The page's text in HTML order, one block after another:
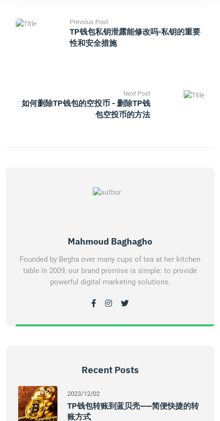
Previous Post
TP钱包私钥泄露能修改吗-私钥的重要
性和安全措施
Next Post
如何删除TP钱包的空投币 - 删除TP钱
包空投币的方法
Mahmoud Baghagho
Founded by Begha over many cups of tea at her kitchen
table in 2009, our brand promise is simple: to provide
powerful digital marketing solutions.
Recent Posts
2023/12/02
TP钱包转账到蓝贝壳——简便快捷的转
账方式